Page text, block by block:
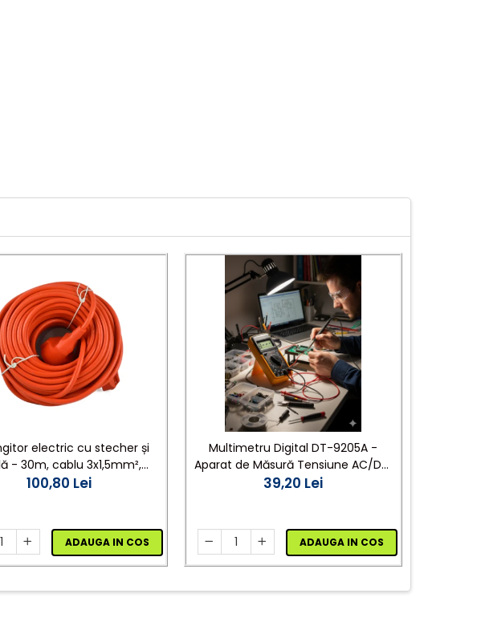
electric cu stecher și
- 30m, cablu 3x1,5mm²,
portocaliu
100,80 Lei
ADAUGA IN COS
Multimetru Digital DT-9205A -
Aparat de Măsură Tensiune AC/DC,
Curent, Rezistență, Capacitate
39,20 Lei
ADAUGA IN COS